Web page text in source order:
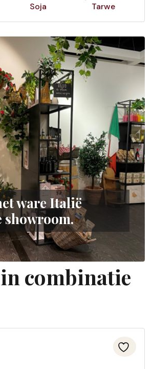
Soja Tarwe
ware Italië
showroom.
combinatie